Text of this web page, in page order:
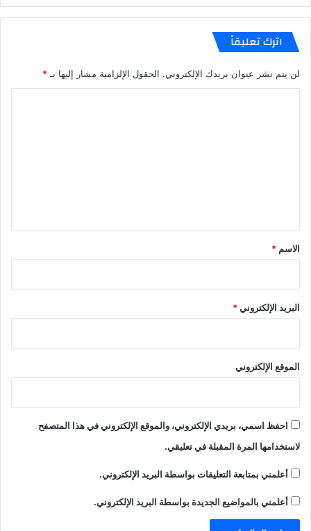
اترك تعليقاً
لن يتم نشر عنوان بريدك الإلكتروني. الحقول الإلزامية مشار إليها بـ*
*
الاسم *
البريد الإلكتروني*
الموقع الإلكتروني
احفظ اسمي، بريدي الإلكتروني، والموقع الإلكتروني في هذا المتصفح
لاستخدامها المرة المقبلة في تعليقي.
أعلمني بمتابعة التعليقات بواسطة البريد الإلكتروني.
أعلمني بالمواضيع الجديدة بواسطة البريد الإلكتروني.